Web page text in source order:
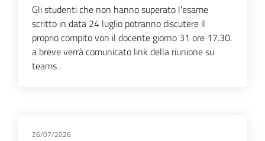
Gli studenti che non hanno superato l'esame
scritto in data 24 luglio potranno discutere il
proprio compito von il docente giorno 31 ore 17.30.
a breve verrà comunicato link della riunione su
teams .
26/07/2026